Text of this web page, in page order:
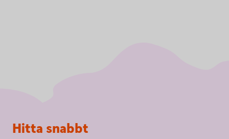
Sidfot
Hitta snabbt